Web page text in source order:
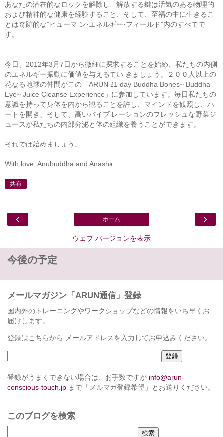
あなたの潜在的なロックを解除し、解放する鍵は活気のある物理的
および精神的な健康を経験すること、そして、至福の中に生きるこ
とは奇跡的な”ヒューマ ン·エネルギー·フィールド”内のすべてで
す。
今日、2012年3月7日から微細に探求することを始め、私たちの内側
のエネルギー振動に価値を与えるてい きましょう。２００人以上の
花なる地球の仲間がこの「ARUN 21 day Buddha Bones~ Buddha
Eye~ Juice Cleanse Experience」に参加しています。毎日私たちの
意識を持って身体を内から観ることを許し、マインドを観照し、ハ
ートを開き、そして、高いバイブ レーションのフレッシュな野菜ジ
ュースが私たちの内部分泌と体の組織を養うことができます。
それでは始めましょう。
With love, Anubuddha and Anasha
共有
‹ ›
ホーム
ウェブ バージョンを表示
今後の予定
メールマガジン「ARUN通信」登録
国内外のトレーニングやワークショップなどの情報をいち早くお
届けします。
登録はこちらから メールアドレスを入力してお申込みください。
登録がうまくできない場合は、お手数ですが info@arun-
conscious-touch.jp まで「メルマガ登録希望」とお送りください。
このブログを検索